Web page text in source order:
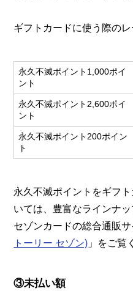
ギフトカードに使う際の
永久不滅ポイント1,000ポイ
ント
永久不滅ポイント2,600ポイ
ント
永久不滅ポイント200ポイン
ト
永久不滅ポイントをギフ
いては、豊富なラインナ
セゾンカードの総合通販サ
トーリー セゾン) 」をご覧
③未払い額